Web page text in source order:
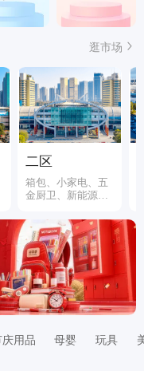
逛市场
二区
箱包、小家电、五
金厨卫、新能源、
庆用品 母婴 玩具